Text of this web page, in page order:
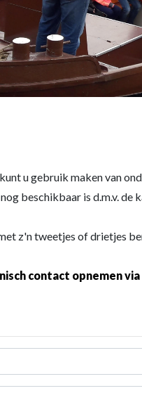
u gebruik maken van
beschikbaar is d.m.v. de
z'n tweetjes of drietjes
contact opnemen via